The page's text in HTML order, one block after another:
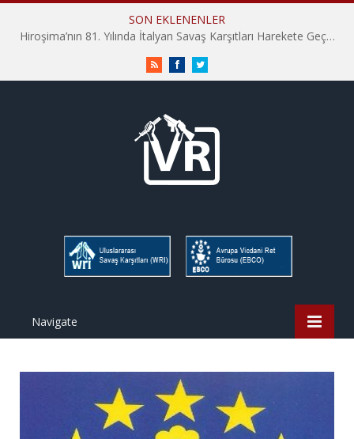
SON EKLENENLER
İHD İstanbul Şube Vicdani Ret Komisyonu: Vicdani Retçiler Olarak Destek İçin Buradayız!
RSS FacebookTwitter
Navigate